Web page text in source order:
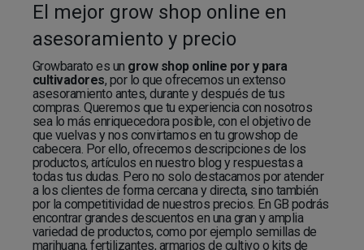
El mejor grow shop online en
asesoramiento y precio
Growbarato es un grow shop online por y para
cultivadores, por lo que ofrecemos un extenso
asesoramiento antes, durante y después de tus
compras. Queremos que tu experiencia con nosotros
sea lo más enriquecedora posible, con el objetivo de
que vuelvas y nos convirtamos en tu growshop de
cabecera. Por ello, ofrecemos descripciones de los
productos, artículos en nuestro blog y respuestas a
todas tus dudas. Pero no solo destacamos por atender
a los clientes de forma cercana y directa, sino también
por la competitividad de nuestros precios. En GB podrás
encontrar grandes descuentos en una gran y amplia
variedad de productos, como por ejemplo semillas de
marihuana, fertilizantes, armarios de cultivo o kits de